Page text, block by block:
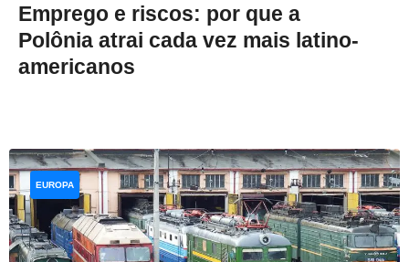
Emprego e riscos: por que a
Polônia atrai cada vez mais latino-
americanos
EUROPA